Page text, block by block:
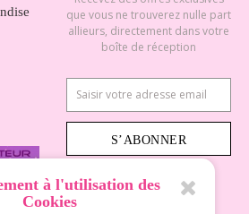
que vous ne trouverez nulle part
allieurs, directement dans votre
boîte de réception
S’ABONNER
à l'utilisation des
Cookies